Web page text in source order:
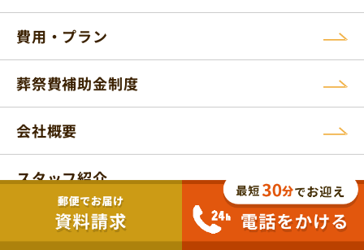
費用・プラン
葬祭費補助金制度
会社概要
スタッフ紹介
ニュースリリース